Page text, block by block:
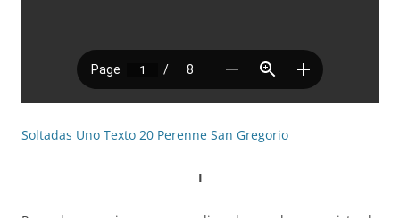
Soltadas Uno Texto 20 Perenne San Gregorio
I